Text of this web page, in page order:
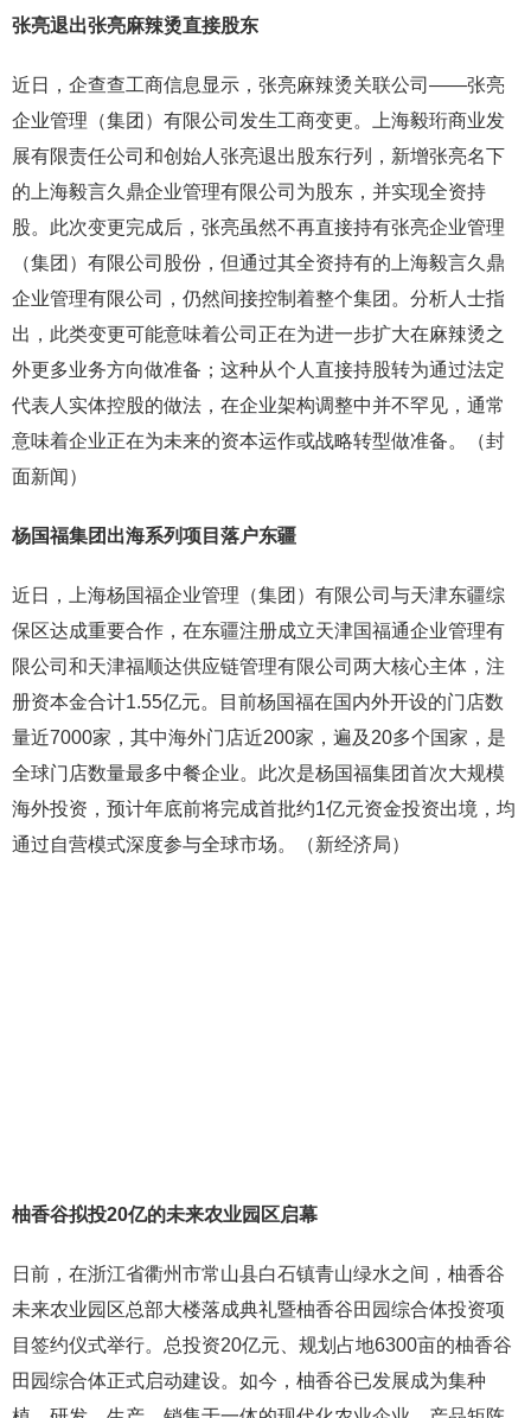
张亮退出张亮麻辣烫直接股东
近日，企查查工商信息显示，张亮麻辣烫关联公司——张亮
企业管理（集团）有限公司发生工商变更。上海毅珩商业发
展有限责任公司和创始人张亮退出股东行列，新增张亮名下
的上海毅言久鼎企业管理有限公司为股东，并实现全资持
股。此次变更完成后，张亮虽然不再直接持有张亮企业管理
（集团）有限公司股份，但通过其全资持有的上海毅言久鼎
企业管理有限公司，仍然间接控制着整个集团。分析人士指
出，此类变更可能意味着公司正在为进一步扩大在麻辣烫之
外更多业务方向做准备；这种从个人直接持股转为通过法定
代表人实体控股的做法，在企业架构调整中并不罕见，通常
意味着企业正在为未来的资本运作或战略转型做准备。（封
面新闻）
杨国福集团出海系列项目落户东疆
近日，上海杨国福企业管理（集团）有限公司与天津东疆综
保区达成重要合作，在东疆注册成立天津国福通企业管理有
限公司和天津福顺达供应链管理有限公司两大核心主体，注
册资本金合计1.55亿元。目前杨国福在国内外开设的门店数
量近7000家，其中海外门店近200家，遍及20多个国家，是
全球门店数量最多中餐企业。此次是杨国福集团首次大规模
海外投资，预计年底前将完成首批约1亿元资金投资出境，均
通过自营模式深度参与全球市场。（新经济局）
柚香谷拟投20亿的未来农业园区启幕
日前，在浙江省衢州市常山县白石镇青山绿水之间，柚香谷
未来农业园区总部大楼落成典礼暨柚香谷田园综合体投资项
目签约仪式举行。总投资20亿元、规划占地6300亩的柚香谷
田园综合体正式启动建设。如今，柚香谷已发展成为集种